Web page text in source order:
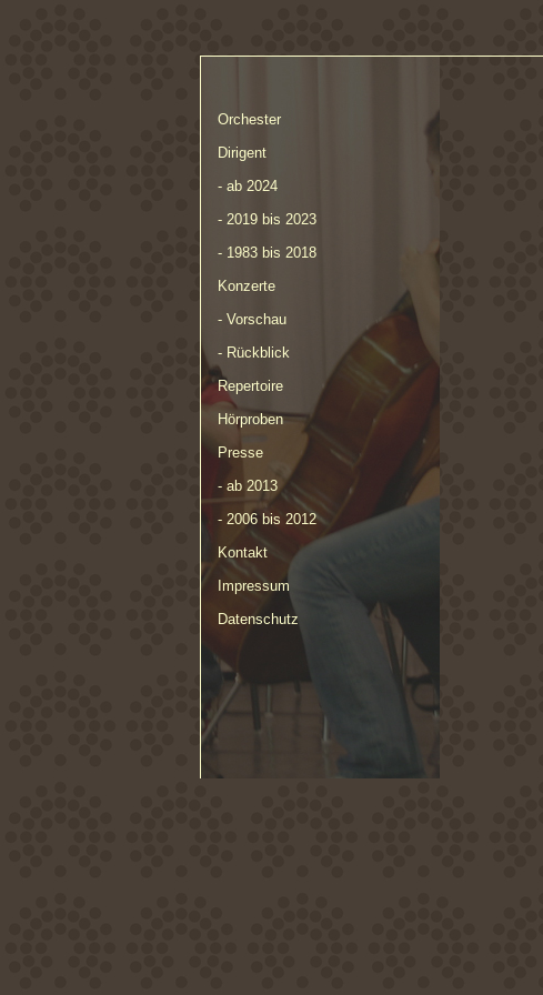
Orchester
Dirigent
- ab 2024
- 2019 bis 2023
- 1983 bis 2018
Konzerte
- Vorschau
- Rückblick
Repertoire
Hörproben
Presse
- ab 2013
- 2006 bis 2012
Kontakt
Impressum
Datenschutz